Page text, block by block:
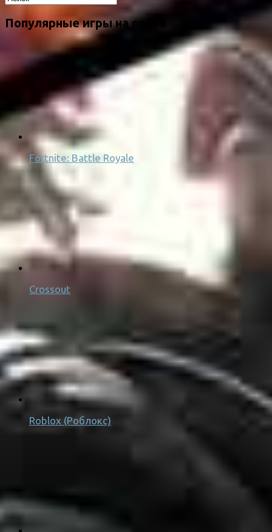
Популярные игры на сайте
Fortnite: Battle Royale
Crossout
Roblox (Роблокс)